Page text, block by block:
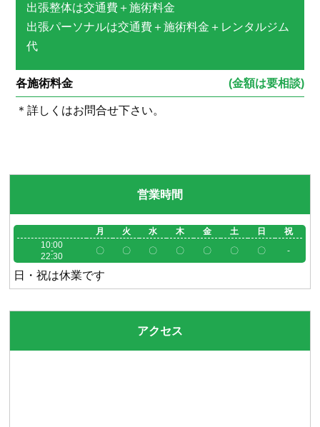
出張整体は交通費＋施術料金
出張パーソナルは交通費＋施術料金＋レンタルジム
代
各施術料金 (金額は要相談)
＊詳しくはお問合せ下さい。
営業時間
月 火 水 木 金 土 日
祝
10:00
-
22:30
〇 〇 〇 〇 〇 〇 〇 -
日・祝は休業です
アクセス